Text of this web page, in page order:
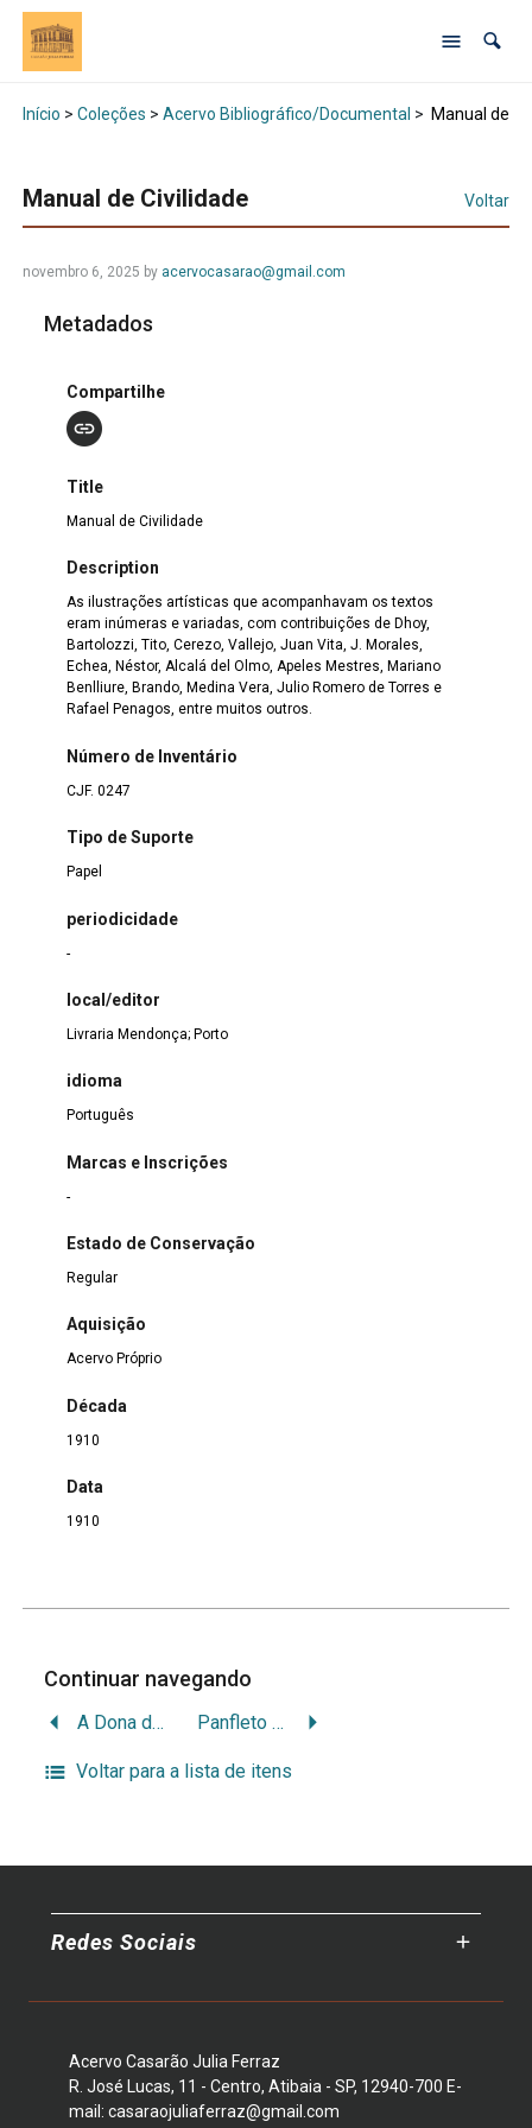
Início > Coleções > Acervo Bibliográfico/Documental > Manual de
Manual de Civilidade Voltar
novembro 6, 2025 by acervocasarao@gmail.com
Metadados
Compartilhe
Title
Manual de Civilidade
Description
As ilustrações artísticas que acompanhavam os textos
eram inúmeras e variadas, com contribuições de Dhoy,
Bartolozzi, Tito, Cerezo, Vallejo, Juan Vita, J. Morales,
Echea, Néstor, Alcalá del Olmo, Apeles Mestres, Mariano
Benlliure, Brando, Medina Vera, Julio Romero de Torres e
Rafael Penagos, entre muitos outros.
Número de Inventário
CJF. 0247
Tipo de Suporte
Papel
periodicidade
-
local/editor
Livraria Mendonça; Porto
idioma
Português
Marcas e Inscrições
-
Estado de Conservação
Regular
Aquisição
Acervo Próprio
Década
1910
Data
1910
Continuar navegando
A Dona de Casa Panfleto “Vou plantar uma árvore”
Voltar para a lista de itens
Redes Sociais
Acervo Casarão Julia Ferraz
R. José Lucas, 11 - Centro, Atibaia - SP, 12940-700 E-
mail: casaraojuliaferraz@gmail.com